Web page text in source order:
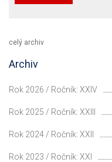
celý archiv
Archiv
Rok 2026 / Ročník: XXIV
Rok 2025 / Ročník: XXIII
Rok 2024 / Ročník: XXII
Rok 2023 / Ročník: XXI